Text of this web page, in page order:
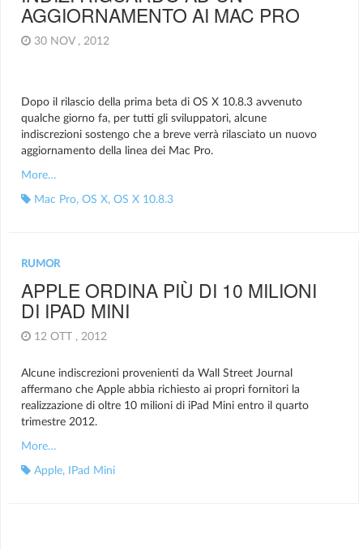
AGGIORNAMENTO AI MAC PRO
30 NOV , 2012
Dopo il rilascio della prima beta di OS X 10.8.3 avvenuto
qualche giorno fa, per tutti gli sviluppatori, alcune
indiscrezioni sostengo che a breve verrà rilasciato un nuovo
aggiornamento della linea dei Mac Pro.
More…
Mac Pro, OS X, OS X 10.8.3
RUMOR
APPLE ORDINA PIÙ DI 10 MILIONI
DI IPAD MINI
12 OTT , 2012
Alcune indiscrezioni provenienti da Wall Street Journal
affermano che Apple abbia richiesto ai propri fornitori la
realizzazione di oltre 10 milioni di iPad Mini entro il quarto
trimestre 2012.
More…
Apple, IPad Mini